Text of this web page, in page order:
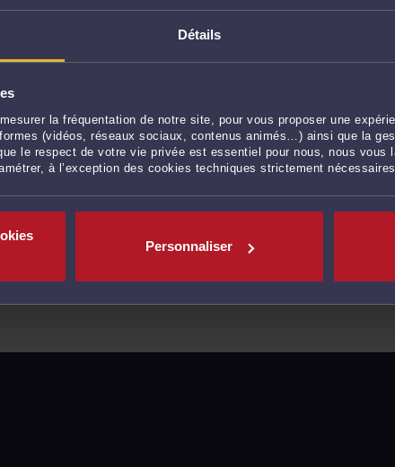
Détails
la fréquentation de notre site, pour vous proposer une
(vidéos, réseaux sociaux, contenus animés…) ainsi que la
le respect de votre vie privée est essentiel pour nous, nous vous
à l’exception des cookies techniques strictement
Personnaliser